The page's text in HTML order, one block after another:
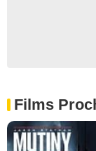
Films